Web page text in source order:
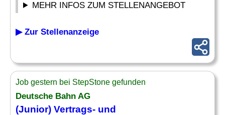
MEHR INFOS ZUM STELLENANGEBOT
▶ Zur Stellenanzeige
Job gestern bei StepStone gefunden
Deutsche Bahn AG
(Junior) Vertrags- und